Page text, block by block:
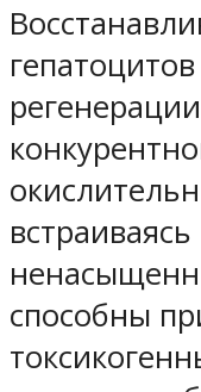
способны